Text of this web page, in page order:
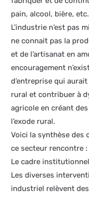
pain, alcool, bière, etc.
L’industrie n’est pas
ne connait pas la
et de l’artisanat en
encouragement
d’entreprise qui
rural et contribuer à
agricole en créant
l’exode rural.
Voici la synthèse des
ce secteur rencontre :
Le cadre institutionnel
Les diverses
industriel relèvent